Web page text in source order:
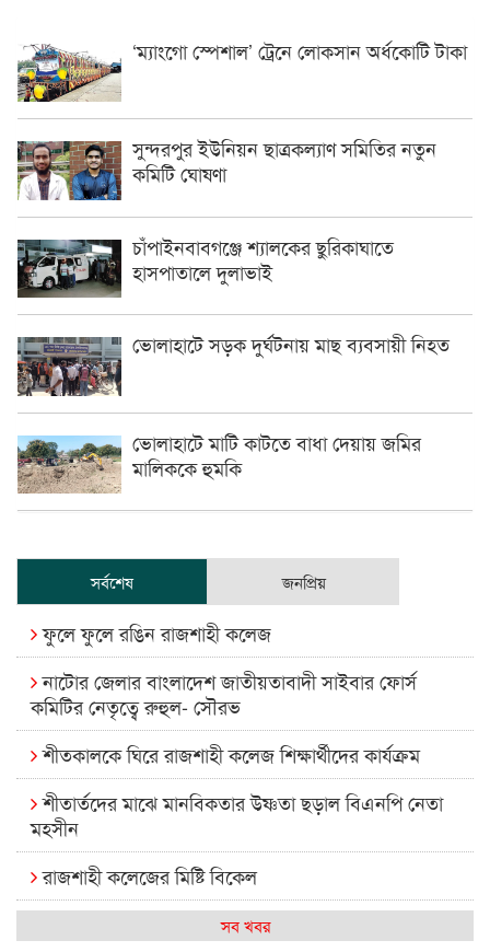
‘ম্যাংগো স্পেশাল’ ট্রেনে লোকসান অর্ধকোটি টাকা
সুন্দরপুর ইউনিয়ন ছাত্রকল্যাণ সমিতির নতুন
কমিটি ঘোষণা
চাঁপাইনবাবগঞ্জে শ্যালকের ছুরিকাঘাতে
হাসপাতালে দুলাভাই
ভোলাহাটে সড়ক দুর্ঘটনায় মাছ ব্যবসায়ী নিহত
ভোলাহাটে মাটি কাটতে বাধা দেয়ায় জমির
মালিককে হুমকি
সর্বশেষ জনপ্রিয়
ফুলে ফুলে রঙিন রাজশাহী কলেজ
নাটোর জেলার বাংলাদেশ জাতীয়তাবাদী সাইবার ফোর্স
কমিটির নেতৃত্বে রুহুল- সৌরভ
শীতকালকে ঘিরে রাজশাহী কলেজ শিক্ষার্থীদের কার্যক্রম
শীতার্তদের মাঝে মানবিকতার উষ্ণতা ছড়াল বিএনপি নেতা
মহসীন
রাজশাহী কলেজের মিষ্টি বিকেল
কেমন আছে আমাদের দেশের মধ্যবিত্তরা
সব খবর